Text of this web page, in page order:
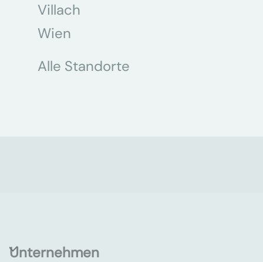
Villach
Wien
Alle Standorte
Unternehmen